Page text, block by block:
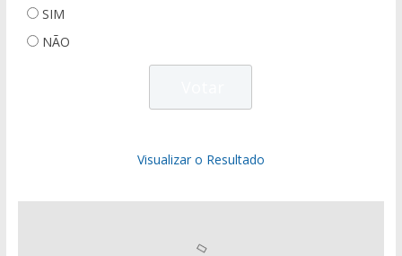
SIM
NÃO
Visualizar o Resultado